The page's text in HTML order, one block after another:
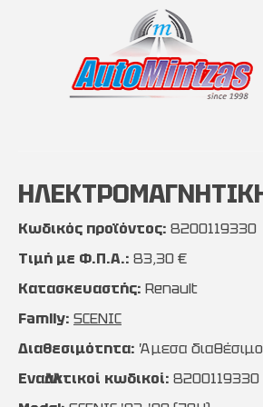
Κωδικός προϊόντος: 8200119330
Τιμή με Φ.Π.Α.: 83,30 €
Κατασκευαστής: Renault
Family: SCENIC
Διαθεσιμότητα: Άμεσα διαθέσιμο
Εναλλακτικοί κωδικοί: 8200119330